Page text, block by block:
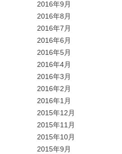
2016年9月
2016年8月
2016年7月
2016年6月
2016年5月
2016年4月
2016年3月
2016年2月
2016年1月
2015年12月
2015年11月
2015年10月
2015年9月